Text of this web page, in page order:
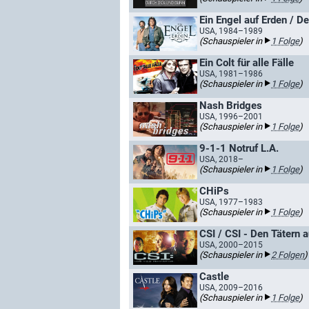
Ein Engel auf Erden /
USA, 1984–1989
(Schauspieler in 1 Folge)
Ein Colt für alle Fälle
USA, 1981–1986
(Schauspieler in 1 Folge)
Nash Bridges
USA, 1996–2001
(Schauspieler in 1 Folge)
9-1-1 Notruf L.A.
USA, 2018–
(Schauspieler in 1 Folge)
CHiPs
USA, 1977–1983
(Schauspieler in 1 Folge)
CSI / CSI - Den Tätern
USA, 2000–2015
(Schauspieler in 2 Folgen)
Castle
USA, 2009–2016
(Schauspieler in 1 Folge)